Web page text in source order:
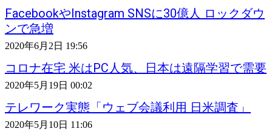
FacebookやInstagram SNSに30億人 ロックダウ
ンで急増
2020年6月2日 19:56
コロナ在宅 米はPC人気、日本は遠隔学習で需要
2020年5月19日 00:02
テレワーク実態「ウェブ会議利用 日米調査」
2020年5月10日 11:06